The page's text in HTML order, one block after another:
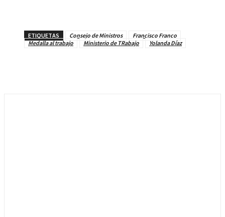
ETIQUETAS Consejo de Ministros
Francisco Franco
Medalla al trabajo
Ministerio de TRabajo Yolanda Díaz